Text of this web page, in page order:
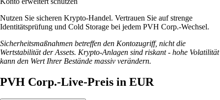
Nutzen Sie sicheren Krypto-Handel. Vertrauen Sie auf strenge
Identitätsprüfung und Cold Storage bei jedem PVH Corp.-Wechsel.
Sicherheitsmaßnahmen betreffen den Kontozugriff, nicht die
Wertstabilität der Assets. Krypto-Anlagen sind riskant - hohe Volatilität
kann den Wert Ihrer Bestände massiv verändern.
PVH Corp.-Live-Preis in EUR